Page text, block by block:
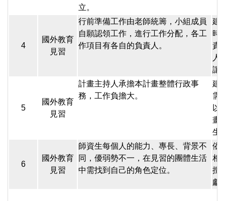
立。
4
國外教育
見習
行前準備工作由老師統籌，小組成員
自願認領工作，進行工作分配，各工
作項目有各自的負責人。
建
時
責
人
讓
5
國外教育
見習
計畫主持人承擔本計畫整體行政事
務，工作負擔大。
建
需
以
畫
生
6
國外教育
見習
師資生每個人的能力、專長、背景不
同，優弱勢不一，在見習的團體生活
中需找到自己的角色定位。
依
相
擅
獻